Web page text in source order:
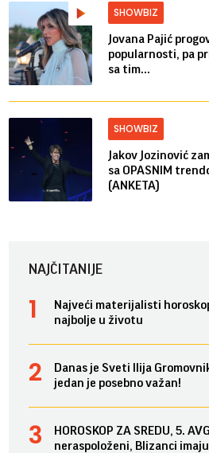
SHOWBIZ
Jovana Pajić
popularnosti, pa
sa tim...
SHOWBIZ
Jakov Jozinović
sa OPASNIM
(ANKETA)
NAJČITANIJE
Najveći materijalisti
najbolje u životu
Danas je Sveti Ilija
jedan je posebno važan!
HOROSKOP ZA SREDU, 5.
neraspoloženi, Blizanci